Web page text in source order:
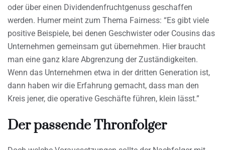
oder über einen Dividendenfruchtgenuss geschaffen
werden. Humer meint zum Thema Fairness: “Es gibt viele
positive Beispiele, bei denen Geschwister oder Cousins das
Unternehmen gemeinsam gut übernehmen. Hier braucht
man eine ganz klare Abgrenzung der Zuständigkeiten.
Wenn das Unternehmen etwa in der dritten Generation ist,
dann haben wir die Erfahrung gemacht, dass man den
Kreis jener, die operative Geschäfte führen, klein lässt.”
Der passende Thronfolger